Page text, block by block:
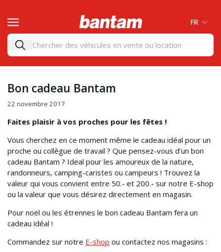
FR
Bon cadeau Bantam
22 novembre 2017
Faites plaisir à vos proches pour les fêtes !
Vous cherchez en ce moment même le cadeau idéal pour un
proche ou collègue de travail ? Que pensez-vous d’un bon
cadeau Bantam ? Ideal pour les amoureux de la nature,
randonneurs, camping-caristes ou campeurs ! Trouvez la
valeur qui vous convient entre 50.- et 200.- sur notre E-shop
ou la valeur que vous désirez directement en magasin.
Pour noël ou les étrennes le bon cadeau Bantam fera un
cadeau idéal !
Commandez sur notre E-shop ou contactez nos magasins :